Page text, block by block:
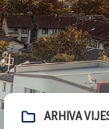
ARHIVA